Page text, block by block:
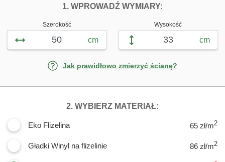
1. WPROWADŹ WYMIARY:
Szerokość
cm
Wysokość
cm
Jak prawidłowo zmierzyć ścianę?
2. WYBIERZ MATERIAŁ:
Eko Flizelina 65 zł/m2
Gładki Winyl na flizelinie 86 zł/m2